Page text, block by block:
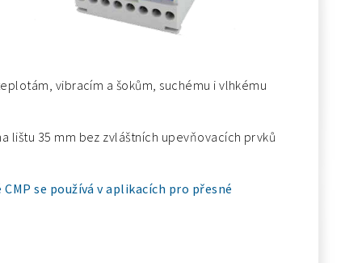
vibracím a šokům, suchému i vlhkému
lištu 35 mm bez zvláštních upevňovacích prvků
CMP se používá v aplikacích pro přesné